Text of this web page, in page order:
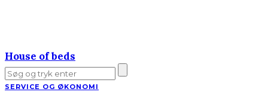
House of beds
SERVICE OG ØKONOMI